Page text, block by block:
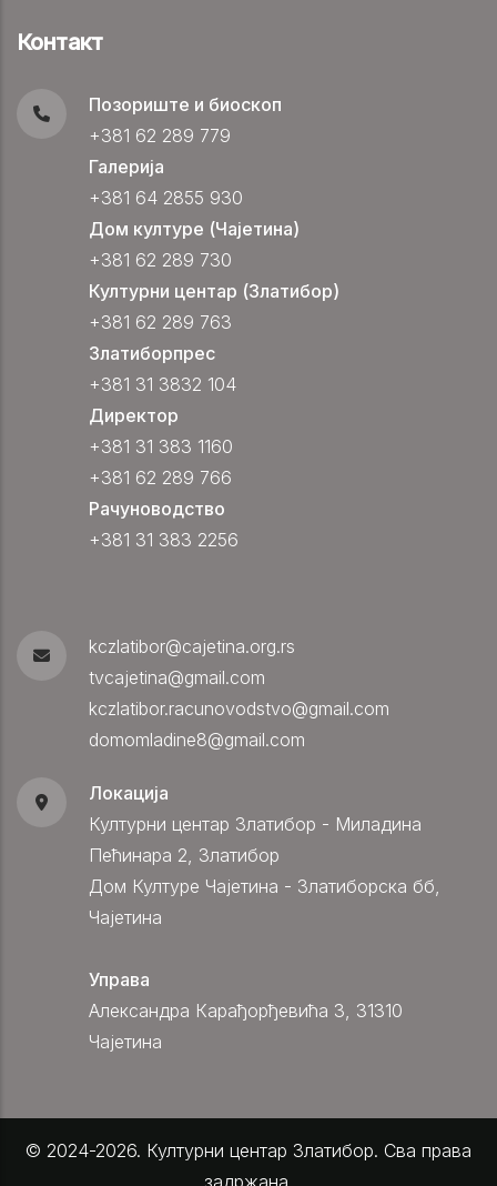
Контакт
Позориште и биоскоп
+381 62 289 779
Галерија
+381 64 2855 930
Дом културе (Чајетина)
+381 62 289 730
Културни центар (Златибор)
+381 62 289 763
Златиборпрес
+381 31 3832 104
Директор
+381 31 383 1160
+381 62 289 766
Рачуноводство
+381 31 383 2256
kczlatibor@cajetina.org.rs
tvcajetina@gmail.com
kczlatibor.racunovodstvo@gmail.com
domomladine8@gmail.com
Локација
Културни центар Златибор - Миладина
Пећинара 2, Златибор
Дом Културе Чајетина - Златиборска бб,
Чајетина
Управа
Александра Карађорђевића 3, 31310
Чајетина
© 2024-2026. Културни центар Златибор. Сва права
задржана.